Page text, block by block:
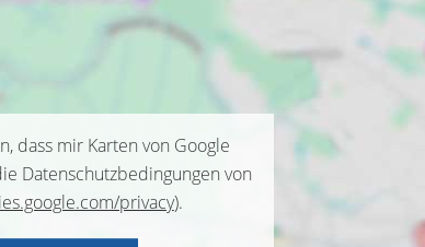
dass mir Karten von Google
Datenschutzbedingungen von
privacy).